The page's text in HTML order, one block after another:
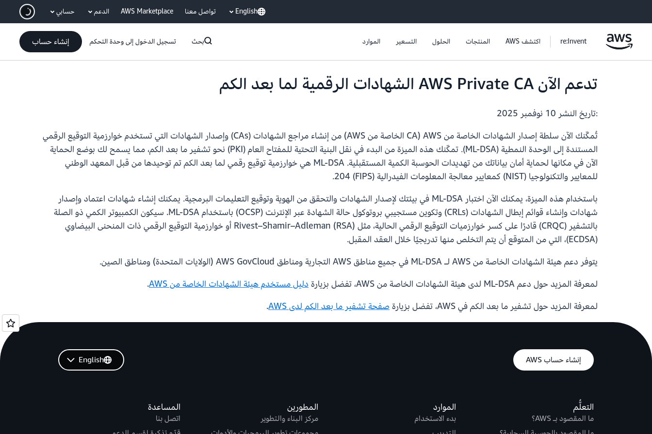
انتقل إلى المحتوى الرئيسي English تواصل معنا AWS Marketplace الدعم حسابي
re:Invent اكتشف AWS المنتجات الحلول التسعير الموارد بحث تسجيل الدخول إلى وحدة التحكم إنشاء حساب
تدعم الآن AWS Private CA الشهادات الرقمية لما بعد الكم
:تاريخ النشر
تُمكّنك الآن سلطة إصدار الشهادات الخاصة من AWS (CA الخاصة من AWS) من إنشاء مراجع الشهادات (CAs) وإصدار الشهادات التي تستخدم خوارزمية التوقيع الرقمي
المستندة إلى الوحدة النمطية (ML-DSA). تمكّنك هذه الميزة من البدء في نقل البنية التحتية للمفتاح العام (PKI) نحو تشفير ما بعد الكم، مما يسمح لك بوضع الحماية
الآن في مكانها لحماية أمان بياناتك من تهديدات الحوسبة الكمية المستقبلية. ML-DSA هي خوارزمية توقيع رقمي لما بعد الكم تم توحيدها من قبل المعهد الوطني
للمعايير والتكنولوجيا (NIST) كمعايير معالجة المعلومات الفيدرالية (FIPS) 204.
باستخدام هذه الميزة، يمكنك الآن اختبار ML-DSA في بيئتك لإصدار الشهادات والتحقق من الهوية وتوقيع التعليمات البرمجية. يمكنك إنشاء شهادات اعتماد وإصدار
شهادات وإنشاء قوائم إبطال الشهادات (CRLs) وتكوين مستجيبي بروتوكول حالة الشهادة عبر الإنترنت (OCSP) باستخدام ML-DSA. سيكون الكمبيوتر الكمي ذو الصلة
بالتشفير (CRQC) قادرًا على كسر خوارزميات التوقيع الرقمي الحالية، مثل Rivest–Shamir–Adleman (RSA) أو خوارزمية التوقيع الرقمي ذات المنحنى البيضاوي
(ECDSA)، التي من المتوقع أن يتم التخلص منها تدريجيًا خلال العقد المقبل.
يتوفر دعم هيئة الشهادات الخاصة من AWS لـ ML-DSA في جميع مناطق AWS التجارية ومناطق AWS GovCloud (الولايات المتحدة) ومناطق الصين.
لمعرفة المزيد حول دعم ML-DSA لدى هيئة الشهادات الخاصة من AWS، تفضل بزيارة
دليل مستخدم هيئة الشهادات الخاصة من AWS
.
لمعرفة المزيد حول تشفير ما بعد الكم في AWS، تفضل بزيارة
صفحة تشفير ما بعد الكم لدى AWS .
إنشاء حساب AWS
التعلُّم
ما المقصود بـ AWS؟
الموارد
بدء الاستخدام
المطورين
مركز البناء والتطوير
المساعدة
اتصل بنا
English